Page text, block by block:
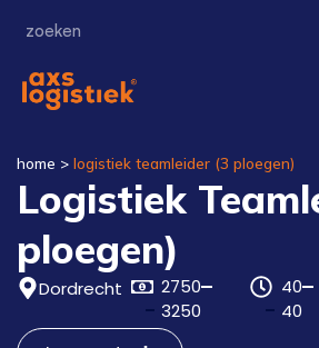
home > logistiek teamleider (3 ploegen)
Logistiek
ploegen)
Dordrecht
2750
3250
40
40